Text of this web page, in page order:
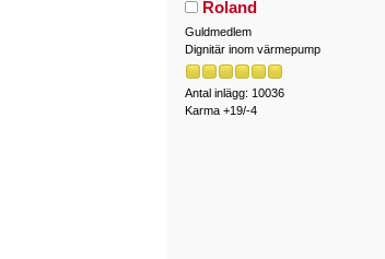
Roland
Guldmedlem
Dignitär inom värmepump
Antal inlägg: 10036
Karma +19/-4